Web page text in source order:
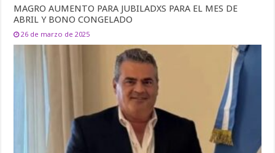
MAGRO AUMENTO PARA JUBILADXS PARA EL MES DE
ABRIL Y BONO CONGELADO
26 de marzo de 2025